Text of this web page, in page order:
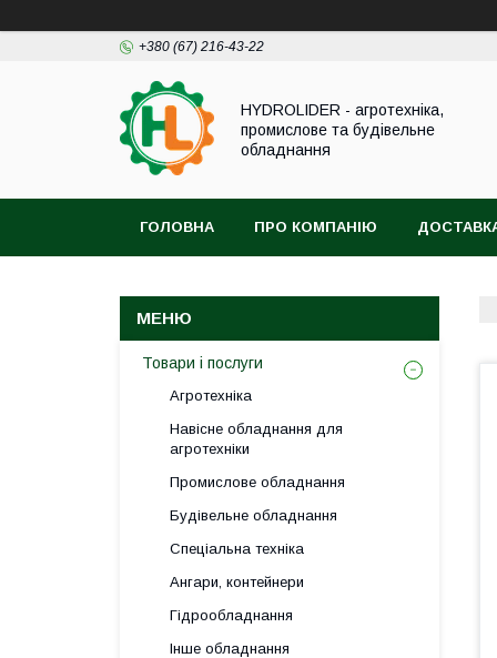
+380 (67) 216-43-22
HYDROLIDER - агротехніка,
промислове та будівельне
обладнання
ГОЛОВНА ПРО КОМПАНІЮ
Товари і послуги
Агротехніка
Навісне обладнання для
агротехніки
Промислове обладнання
Будівельне обладнання
Спеціальна техніка
Ангари, контейнери
Гідрообладнання
Інше обладнання